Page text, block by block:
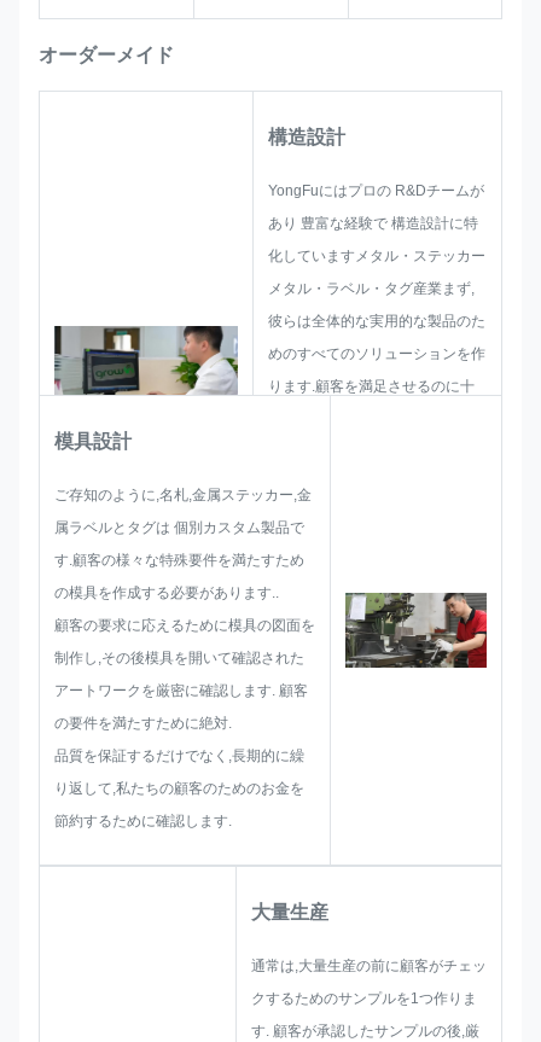
す防水構造は,あなたのプロモーション
アイテムを保証します 輸送を通して魅
力的なまま日常用品として
オーダーメイド
構造設計
YongFuにはプロの R&Dチームが
あり 豊富な経験で 構造設計に特
化していますメタル・ステッカー
メタル・ラベル・タグ産業まず,
彼らは全体的な実用的な製品のた
めのすべてのソリューションを作
ります.顧客を満足させるのに十
スキルを持っています.
模具設計
ご存知のように,名札,金属ステッカー,金
属ラベルとタグは 個別カスタム製品で
す.顧客の様々な特殊要件を満たすため
の模具を作成する必要があります..
顧客の要求に応えるために模具の図面を
制作し,その後模具を開いて確認された
アートワークを厳密に確認します. 顧客
の要件を満たすために絶対.
品質を保証するだけでなく,長期的に繰
り返して,私たちの顧客のためのお金を
節約するために確認します.
大量生産
通常は,大量生産の前に顧客がチェッ
クするためのサンプルを1つ作りま
す. 顧客が承認したサンプルの後,厳